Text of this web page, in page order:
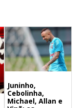
Juninho,
Cebolinha,
Michael, Allan e